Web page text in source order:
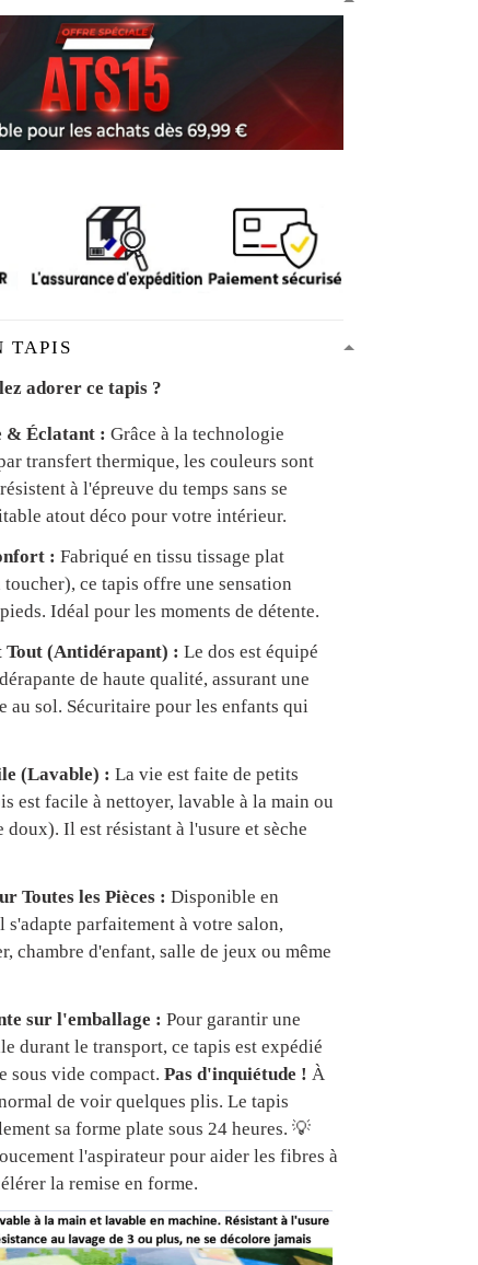
TAPIS
adorer ce tapis ?
& Éclatant : Grâce à la technologie
transfert thermique, les couleurs sont
à l'épreuve du temps sans se
atout déco pour votre intérieur.
: Fabriqué en tissu tissage plat
ce tapis offre une sensation
Idéal pour les moments de détente.
(Antidérapant) : Le dos est équipé
de haute qualité, assurant une
au sol. Sécuritaire pour les enfants qui
(Lavable) : La vie est faite de petits
est facile à nettoyer, lavable à la main ou
doux). Il est résistant à l'usure et sèche
Toutes les Pièces : Disponible en
parfaitement à votre salon,
chambre d'enfant, salle de jeux ou même
sur l'emballage : Pour garantir une
durant le transport, ce tapis est expédié
sous vide compact.Pas d'inquiétude ! À
de voir quelques plis. Le tapis
sa forme plate sous 24 heures. 💡
l'aspirateur pour aider les fibres à
la remise en forme.